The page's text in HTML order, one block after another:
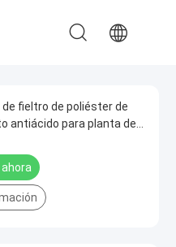
fieltro de poliéster de
antiácido para planta de